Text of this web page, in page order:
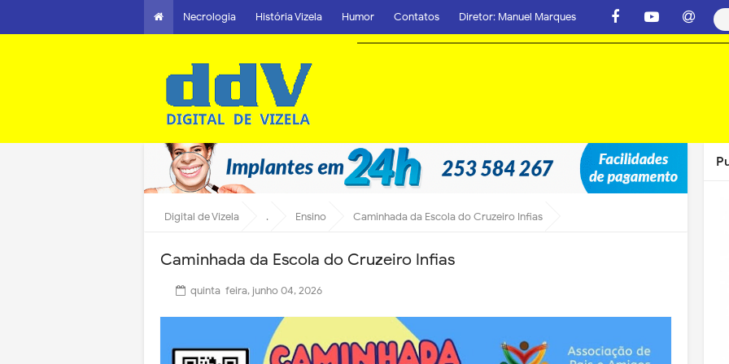
Necrologia História Vizela Humor Contatos Diretor: Manuel Marques
Digital de Vizela . Ensino Caminhada da Escola do Cruzeiro Infias
Caminhada da Escola do Cruzeiro Infias
quinta-feira, junho 04, 2026